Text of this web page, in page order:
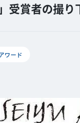
受賞者の撮
ワード